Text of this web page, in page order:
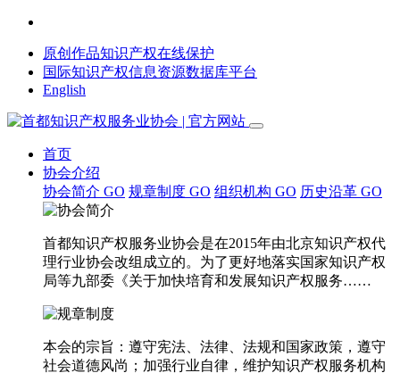
原创作品知识产权在线保护
国际知识产权信息资源数据库平台
English
首页
协会介绍
协会简介 GO 规章制度 GO 组织机构 GO 历史沿革 GO
首都知识产权服务业协会是在2015年由北京知识产权代
理行业协会改组成立的。为了更好地落实国家知识产权
局等九部委《关于加快培育和发展知识产权服务……
本会的宗旨：遵守宪法、法律、法规和国家政策，遵守
社会道德风尚；加强行业自律，维护知识产权服务机构